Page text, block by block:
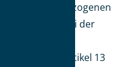
personenbezogenen
Sie sich bei der
Sie gemäß Artikel 13